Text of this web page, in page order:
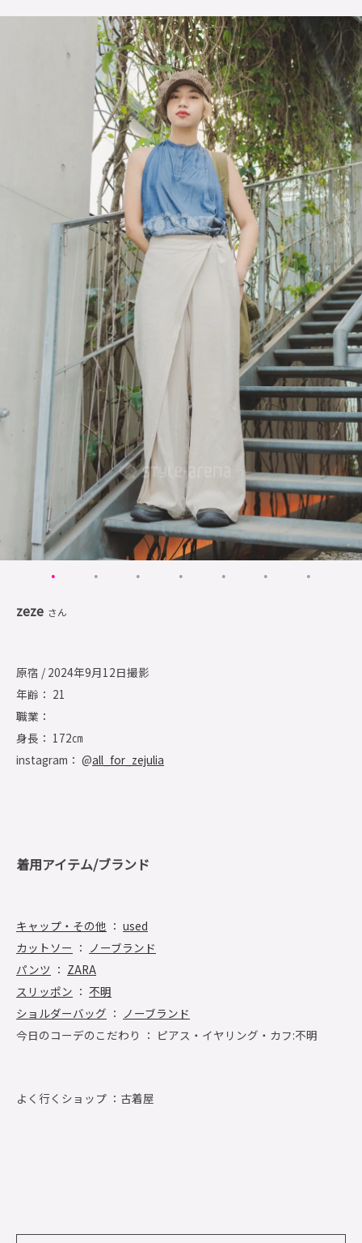
zeze さん
原宿 / 2024年9月12日撮影
年齢： 21
職業：
身長： 172㎝
instagram： @all_for_zejulia
着用アイテム/ブランド
キャップ・その他 ： used
カットソー ： ノーブランド
パンツ ： ZARA
スリッポン ： 不明
ショルダーバッグ ： ノーブランド
今日のコーデのこだわり ： ピアス・イヤリング・カフ:不明
よく行くショップ ： 古着屋